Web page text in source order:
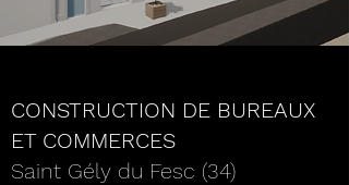
CONSTRUCTION DE BUREAUX
ET COMMERCES
Saint Gély du Fesc (34)